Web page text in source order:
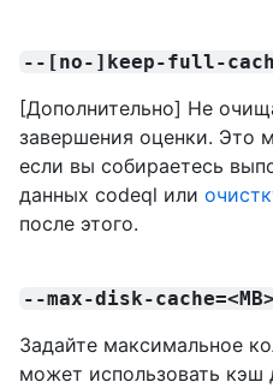
--[no-]keep-full-
[Дополнительно] Не
завершения оценки. Это
если вы собираетесь
данных codeql или
после этого.
--max-disk-cache=<MB>
Задайте максимальное
может использовать кэш